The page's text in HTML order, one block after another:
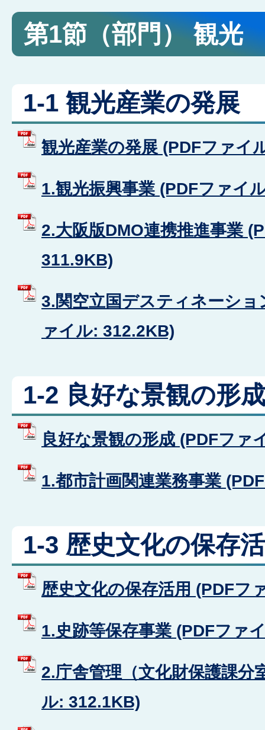
第1節（部門） 観光
1-1 観光産業の発展
観光産業の発展 (PDFファイ
1.観光振興事業 (PDFファイ
2.大阪版DMO連携推進事業
311.9KB)
3.関空立国デスティネーショ
ァイル: 312.2KB)
1-2 良好な景観の形成
良好な景観の形成 (PDFファ
1.都市計画関連業務事業
1-3 歴史文化の保存
歴史文化の保存活用 (PDFフ
1.史跡等保存事業 (PDFファ
2.庁舎管理（文化財保護課分
ル: 312.1KB)